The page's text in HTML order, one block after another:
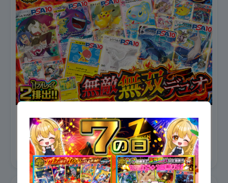
2,000 / 1口 残り8,295/10,000